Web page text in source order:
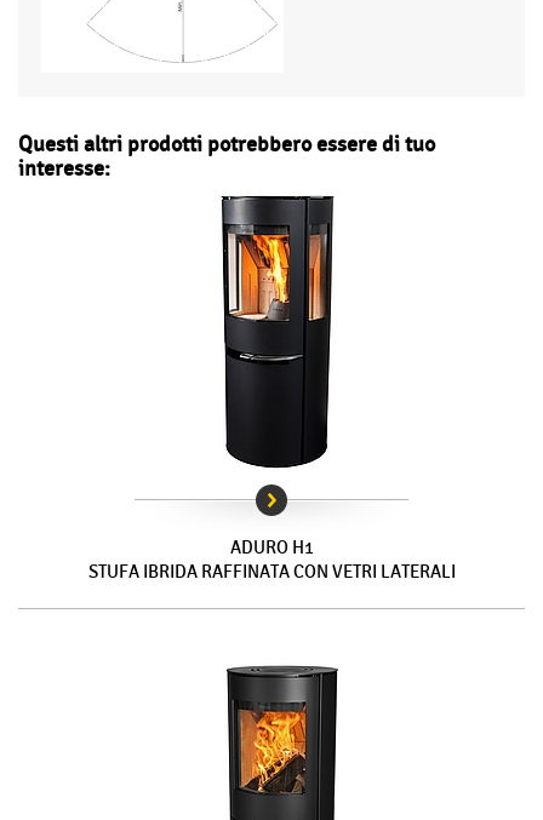
Questi altri prodotti potrebbero essere di tuo
interesse:
ADURO H1
STUFA IBRIDA RAFFINATA CON VETRI LATERALI